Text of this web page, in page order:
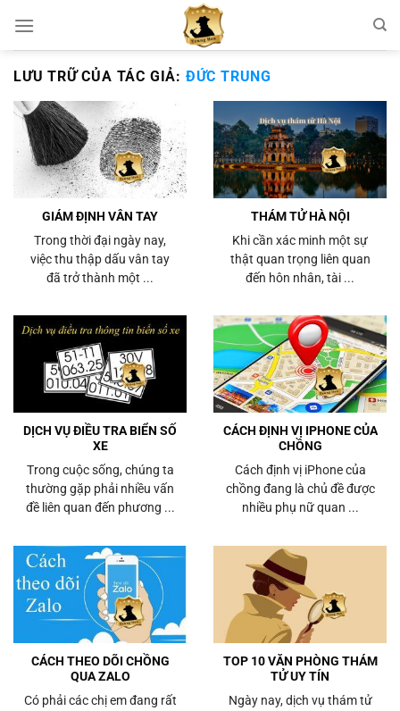
đến
nội
dungLƯU TRỮ CỦA TÁC GIẢ: ĐỨC TRUNG
GIÁM ĐỊNH VÂN TAY
Trong thời đại ngày nay,
việc thu thập dấu vân tay
đã trở thành một ...
THÁM TỬ HÀ NỘI
Khi cần xác minh một sự
thật quan trọng liên quan
đến hôn nhân, tài ...
DỊCH VỤ ĐIỀU TRA BIỂN SỐ
XE
Trong cuộc sống, chúng ta
thường gặp phải nhiều vấn
đề liên quan đến phương ...
CÁCH ĐỊNH VỊ IPHONE CỦA
CHỒNG
Cách định vị iPhone của
chồng đang là chủ đề được
nhiều phụ nữ quan ...
CÁCH THEO DÕI CHỒNG
QUA ZALO
Có phải các chị em đang rất
TOP 10 VĂN PHÒNG THÁM
TỬ UY TÍN
Ngày nay, dịch vụ thám tử